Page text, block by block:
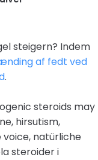
steigern? Indem
af fedt ved
.
steroids may
hirsutism,
natürliche
steroider i